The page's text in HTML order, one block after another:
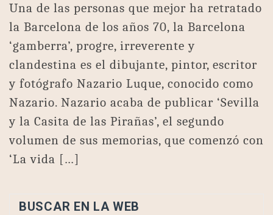
Una de las personas que mejor ha retratado
la Barcelona de los años 70, la Barcelona
‘gamberra’, progre, irreverente y
clandestina es el dibujante, pintor, escritor
y fotógrafo Nazario Luque, conocido como
Nazario. Nazario acaba de publicar ‘Sevilla
y la Casita de las Pirañas’, el segundo
volumen de sus memorias, que comenzó con
‘La vida […]
BUSCAR EN LA WEB